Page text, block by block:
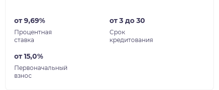
от 9,69%
Процентная
ставка
от 3 до 30
Срок
кредитования
от 15,0%
Первоначальный
взнос